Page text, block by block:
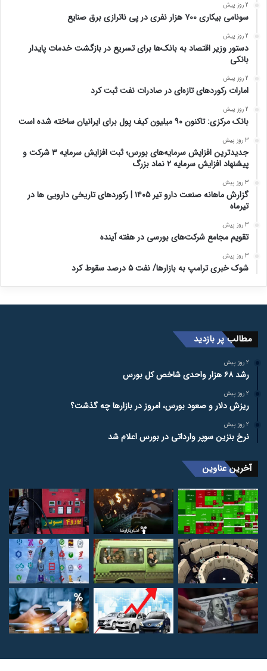
2 روز پیش
سونامی بیکاری ۷۰۰ هزار نفری در پی ناترازی برق صنایع
2 روز پیش
دستور وزیر اقتصاد به بانک‌ها برای تسریع در بازگشت خدمات پایدار
بانکی
2 روز پیش
امارات رکورد‌های تازه‌ای در صادرات نفت ثبت کرد
2 روز پیش
بانک مرکزی: تاکنون ۹۰ میلیون کیف پول برای ایرانیان ساخته شده است
3 روز پیش
جدیدترین افزایش سرمایه‌های بورس؛ ثبت افزایش سرمایه ۳ شرکت و
پیشنهاد افزایش سرمایه ۲ نماد بزرگ
3 روز پیش
گزارش ماهانه صنعت دارو تیر ۱۴۰۵ | رکوردهای تاریخی دارویی ها در
تیرماه
3 روز پیش
تقویم مجامع شرکت‌های بورسی در هفته آینده
3 روز پیش
شوک خبری ترامپ به بازارها/ نفت ۵ درصد سقوط کرد
مطالب پر بازدید
2 روز پیش
رشد ۶۸ هزار واحدی شاخص کل بورس
2 روز پیش
ریزش دلار و صعود بورس، امروز در بازارها چه گذشت؟
2 روز پیش
نرخ بنزین سوپر وارداتی در بورس اعلام شد
آخرین عناوین